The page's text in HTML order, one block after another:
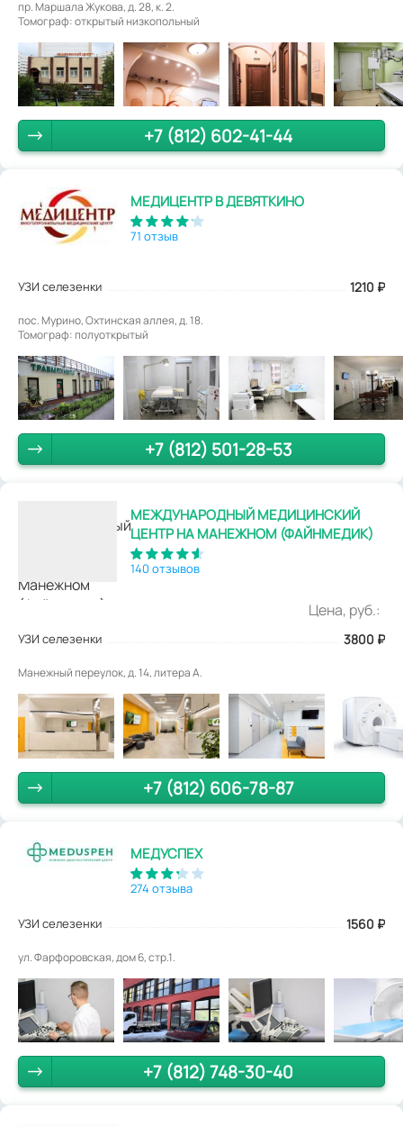
пр. Маршала Жукова, д. 28, к. 2.
Томограф: открытый низкопольный
+7 (812) 602-41-44
МЕДИЦЕНТР В ДЕВЯТКИНО
71 отзыв
УЗИ селезенки 1210 ₽
пос. Мурино, Охтинская аллея, д. 18.
Томограф: полуоткрытый
+7 (812) 501-28-53
МЕЖДУНАРОДНЫЙ МЕДИЦИНСКИЙ
ЦЕНТР НА МАНЕЖНОМ (ФАЙНМЕДИК)
140 отзывов
Цена, руб.:
УЗИ селезенки 3800 ₽
Манежный переулок, д. 14, литера А.
+7 (812) 606-78-87
МЕДУСПЕХ
274 отзыва
УЗИ селезенки 1560 ₽
ул. Фарфоровская, дом 6, стр.1.
+7 (812) 748-30-40